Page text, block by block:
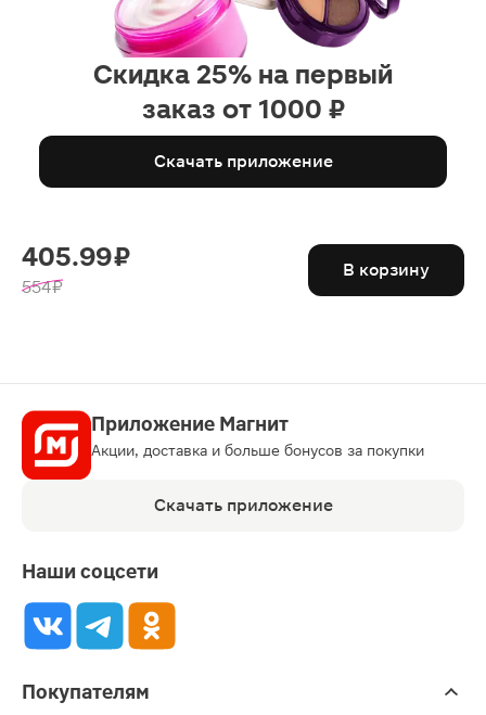
Скидка 25% на первый
заказ от 1000 ₽
Скачать приложение
405.99 ₽
554 ₽
В корзину
Приложение Магнит
Акции, доставка и больше бонусов за покупки
Скачать приложение
Наши соцсети
Покупателям